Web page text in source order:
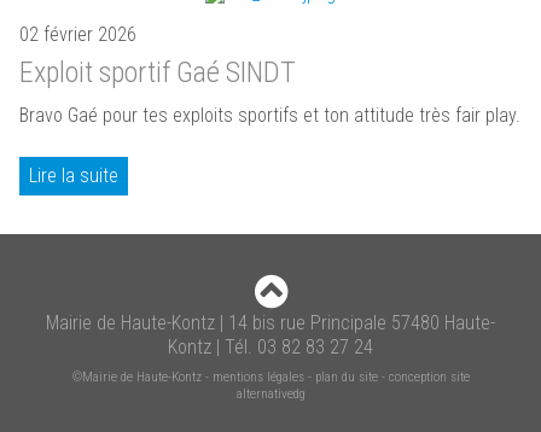
02 février 2026
Exploit sportif Gaé SINDT
Bravo Gaé pour tes exploits sportifs et ton attitude très fair play.
Lire la suite
Mairie de Haute-Kontz | 14 bis rue Principale 57480 Haute-
Kontz | Tél. 03 82 83 27 24
©Mairie de Haute-Kontz- mentions légales- plan du site- conception site
alternativedg